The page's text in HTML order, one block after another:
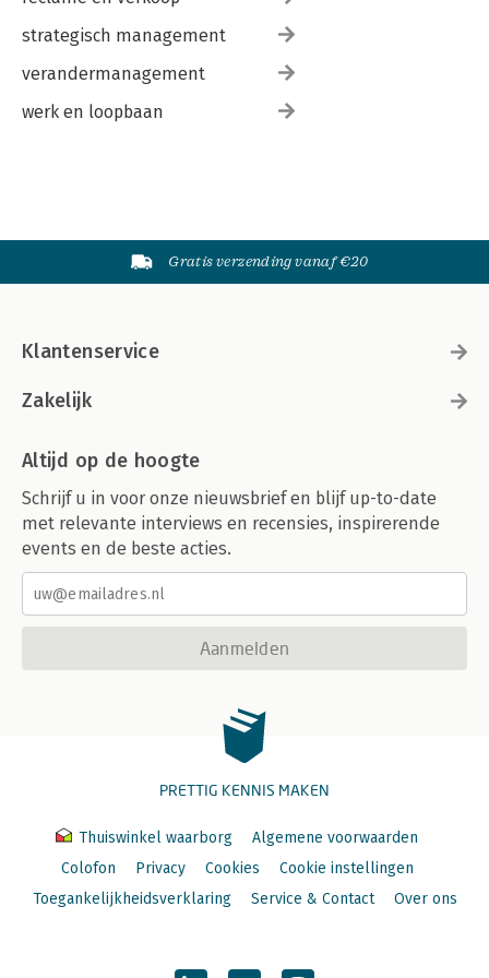
strategisch management
verandermanagement
werk en loopbaan
Gratis verzending vanaf €20
Klantenservice
Zakelijk
Altijd op de hoogte
Schrijf u in voor onze nieuwsbrief en blijf up-to-date
met relevante interviews en recensies, inspirerende
events en de beste acties.
Aanmelden
PRETTIG KENNIS MAKEN
Thuiswinkel waarborg
Algemene voorwaarden
Colofon
Privacy Cookies
Cookie instellingen
Toegankelijkheidsverklaring
Service & Contact Over ons